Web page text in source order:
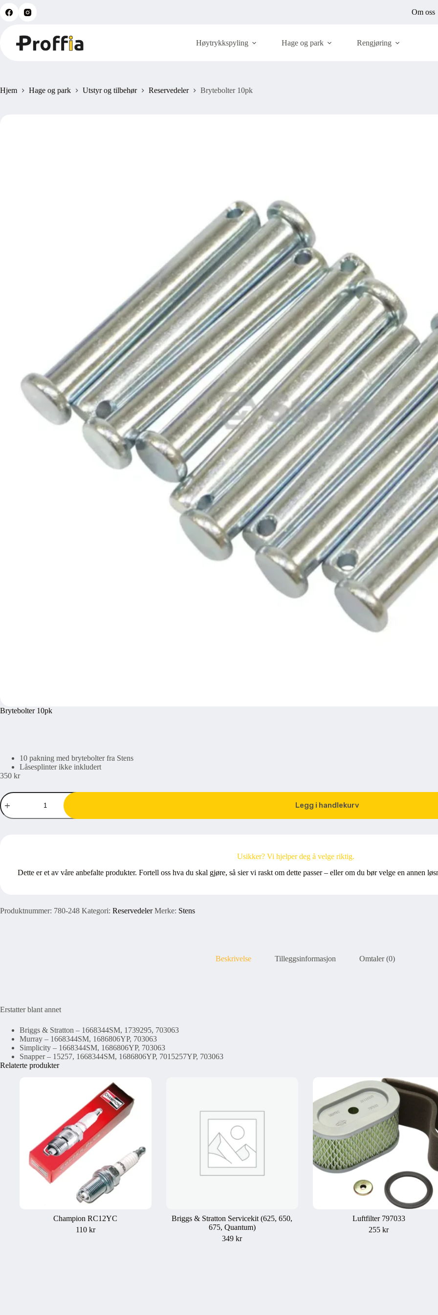
Om oss
Høytrykkspyling Hage og park Rengjøring
Hjem Hage og park Utstyr og tilbehør Reservedeler Brytebolter 10pk
Brytebolter 10pk
10 pakning med brytebolter fra Stens
Låsesplinter ikke inkludert
350 kr
Brytebolter
10pk
antall
Legg i handlekurv
Usikker? Vi hjelper deg å velge riktig.
Dette er et av våre anbefalte produkter. Fortell oss hva du skal gjøre, så sier vi raskt om dette passer – eller om du bør velge en annen
Produktnummer: 780-248 Kategori: Reservedeler Merke: Stens
Beskrivelse Tilleggsinformasjon Omtaler (0)
Erstatter blant annet
Briggs & Stratton – 1668344SM, 1739295, 703063
Murray – 1668344SM, 1686806YP, 703063
Simplicity – 1668344SM, 1686806YP, 703063
Snapper – 15257, 1668344SM, 1686806YP, 7015257YP, 703063
Relaterte produkter
Champion RC12YC
110 kr
Briggs & Stratton Servicekit (625, 650,
675, Quantum)
349kr
Luftfilter 797033
255kr